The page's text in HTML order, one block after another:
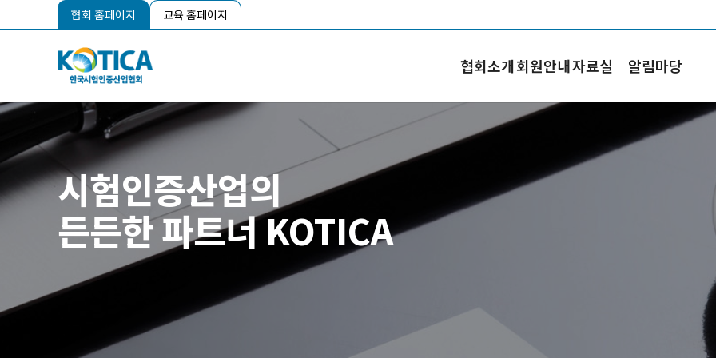
협회소개회원안내자료실 알림마당
협회 홈페이지 교육 홈페이지
시험인증산업의
든든한 파트너 KOTICA